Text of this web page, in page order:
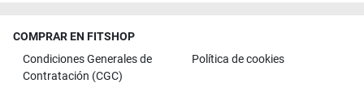
COMPRAR EN FITSHOP
Condiciones Generales de
Contratación (CGC)
Política de cookies